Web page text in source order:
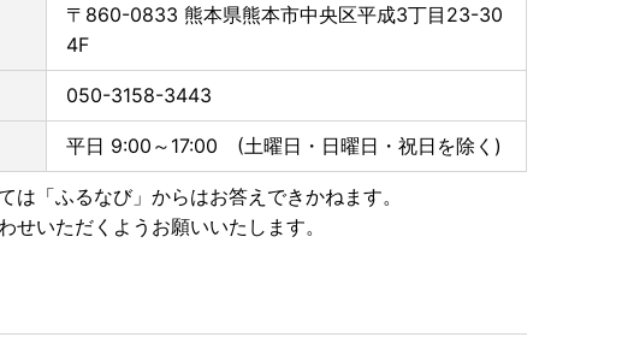
〒860-0833 熊本県熊本市中央区平成3丁目23-30
4F
050-3158-3443
平日 9:00～17:00 (土曜日・日曜日・祝日を除く)
「ふるなび」からはお答えできかねます。
せいただくようお願いいたします。